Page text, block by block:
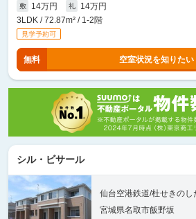
敷 14万円 礼
14万円
3LDK / 72.87m² / 1-2階
無料 空室状況を知りたい
シル・ビサール
仙台空港鉄道/杜せきのし
宮城県名取市飯野坂